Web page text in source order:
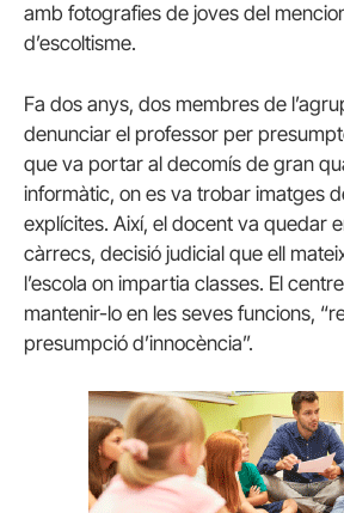
amb fotografies de joves del
d’escoltisme.
Fa dos anys, dos membres de
denunciar el professor per
que va portar al decomís de gran
informàtic, on es va trobar imatges
explícites. Així, el docent va quedar
càrrecs, decisió judicial que ell
l’escola on impartia classes. El
mantenir-lo en les seves funcions,
presumpció d’innocència”.